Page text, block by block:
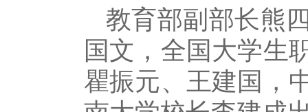
教育部副部长熊
国文，全国大学生
瞿振元、王建国，